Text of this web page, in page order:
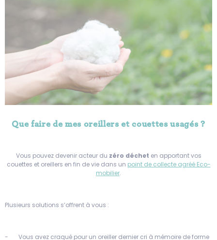
Que faire de mes oreillers et couettes usagés ?
Vous pouvez devenir acteur du zéro déchet en apportant vos
couettes et oreillers en fin de vie dans un point de collecte agréé Eco-
mobilier.
Plusieurs solutions s’offrent à vous :
- Vous avez craqué pour un oreiller dernier cri à mémoire de forme